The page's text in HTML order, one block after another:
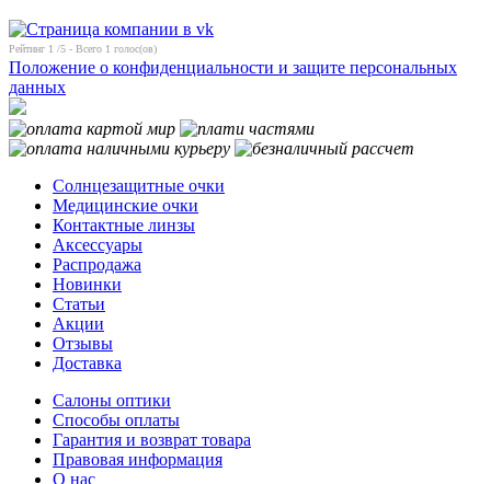
Рейтинг 1 /5 - Всего 1 голос(ов)
Положение о конфиденциальности и защите персональных
данных
Солнцезащитные очки
Медицинские очки
Контактные линзы
Аксессуары
Распродажа
Новинки
Статьи
Акции
Отзывы
Доставка
Салоны оптики
Способы оплаты
Гарантия и возврат товара
Правовая информация
О нас